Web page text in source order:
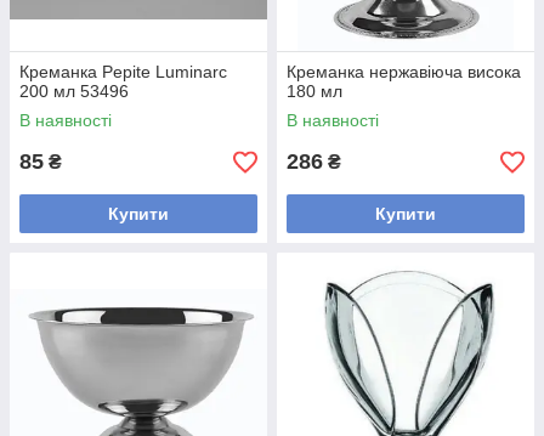
Креманка Pepite Luminarc
200 мл 53496
В наявності
85 ₴
Купити
Креманка нержавіюча висока
180 мл
В наявності
286 ₴
Купити